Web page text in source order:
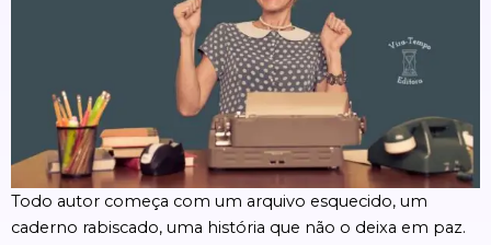
Todo autor começa com um arquivo esquecido, um
caderno rabiscado, uma história que não o deixa em paz.